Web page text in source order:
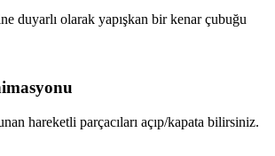
duyarlı olarak yapışkan bir kenar çubuğu
hareketli parçacıları açıp/kapata bilirsiniz.